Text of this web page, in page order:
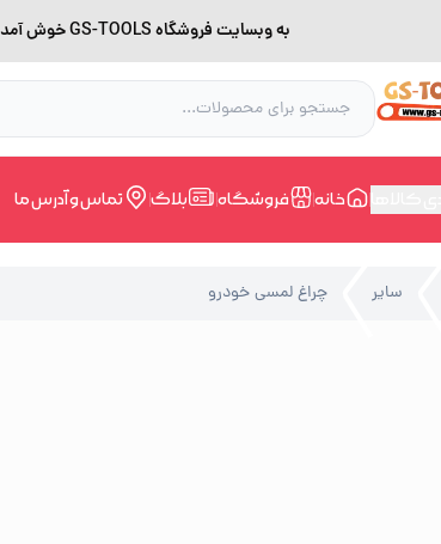
به وبسایت فروشگاه GS-TOOLS خوش آمدید. لطفا بدلیل اختلال اینترنت برای خرید و مشاوره با شماره 09228168388 در ارتباط باشید.
خانه فروشگاه بلاگ تماس و آدرس ما
سایر چراغ لمسی خودرو